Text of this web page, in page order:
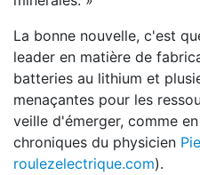
La bonne nouvelle, c'est
leader en matière de
batteries au lithium et
menaçantes pour les
veille d'émerger, comme
chroniques du physicien
roulezelectrique.com).